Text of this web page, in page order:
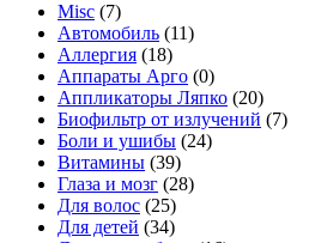
Misc (7)
Автомобиль (11)
Аллергия (18)
Аппараты Арго (0)
Аппликаторы Ляпко (20)
Биофильтр от излучений (7)
Боли и ушибы (24)
Витамины (39)
Глаза и мозг (28)
Для волос (25)
Для детей (34)